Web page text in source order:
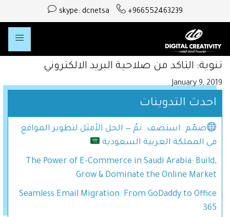
+966552463239
skype: dcnetsa
تنوية: التاكد من صلاحية البريد الالكتروني
January 9, 2019
احدث التدوينات
صمّم. استضف. نمُ — الحل الأمثل لتطوير المواقع
في المملكة العربية السعودية
The Power of E-Commerce in Saudi Arabia: Build,
Grow & Dominate the Online Market
Seamless Email Migration: From GoDaddy to Office
365